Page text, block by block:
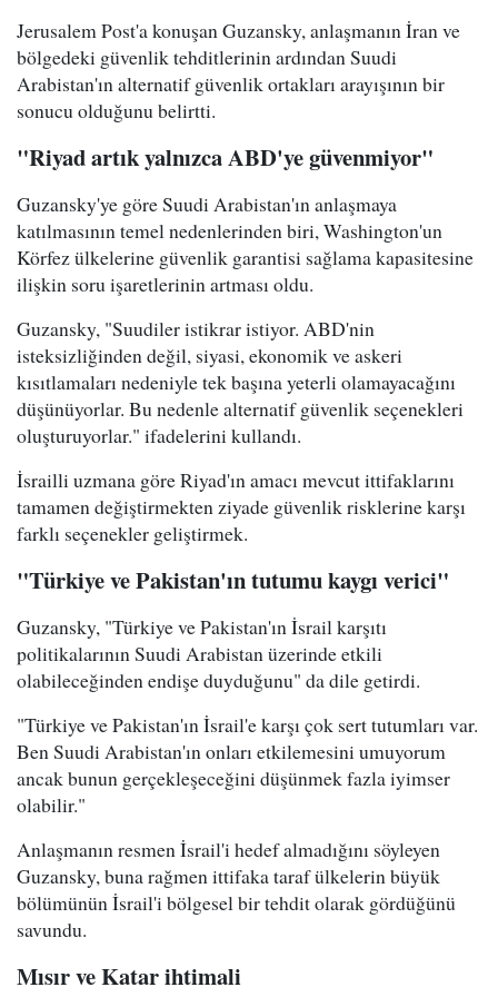
Jerusalem Post'a konuşan Guzansky, anlaşmanın İran ve
bölgedeki güvenlik tehditlerinin ardından Suudi
Arabistan'ın alternatif güvenlik ortakları arayışının bir
sonucu olduğunu belirtti.
"Riyad artık yalnızca ABD'ye güvenmiyor"
Guzansky'ye göre Suudi Arabistan'ın anlaşmaya
katılmasının temel nedenlerinden biri, Washington'un
Körfez ülkelerine güvenlik garantisi sağlama kapasitesine
ilişkin soru işaretlerinin artması oldu.
Guzansky, "Suudiler istikrar istiyor. ABD'nin
isteksizliğinden değil, siyasi, ekonomik ve askeri
kısıtlamaları nedeniyle tek başına yeterli olamayacağını
düşünüyorlar. Bu nedenle alternatif güvenlik seçenekleri
oluşturuyorlar." ifadelerini kullandı.
İsrailli uzmana göre Riyad'ın amacı mevcut ittifaklarını
tamamen değiştirmekten ziyade güvenlik risklerine karşı
farklı seçenekler geliştirmek.
"Türkiye ve Pakistan'ın tutumu kaygı verici"
Guzansky, "Türkiye ve Pakistan'ın İsrail karşıtı
politikalarının Suudi Arabistan üzerinde etkili
olabileceğinden endişe duyduğunu" da dile getirdi.
"Türkiye ve Pakistan'ın İsrail'e karşı çok sert tutumları var.
Ben Suudi Arabistan'ın onları etkilemesini umuyorum
ancak bunun gerçekleşeceğini düşünmek fazla iyimser
olabilir."
Anlaşmanın resmen İsrail'i hedef almadığını söyleyen
Guzansky, buna rağmen ittifaka taraf ülkelerin büyük
bölümünün İsrail'i bölgesel bir tehdit olarak gördüğünü
savundu.
Mısır ve Katar ihtimali